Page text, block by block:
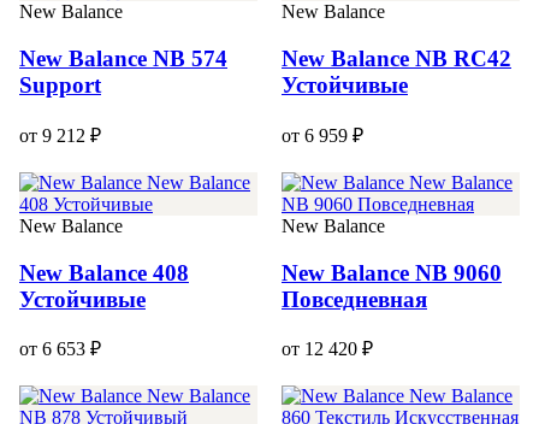
New Balance
New Balance NB 574
Support
от 9 212 ₽
New Balance
New Balance NB RC42
Устойчивые
от 6 959 ₽
New Balance
New Balance 408
Устойчивые
от 6 653 ₽
New Balance
New Balance NB 9060
Повседневная
от 12 420 ₽